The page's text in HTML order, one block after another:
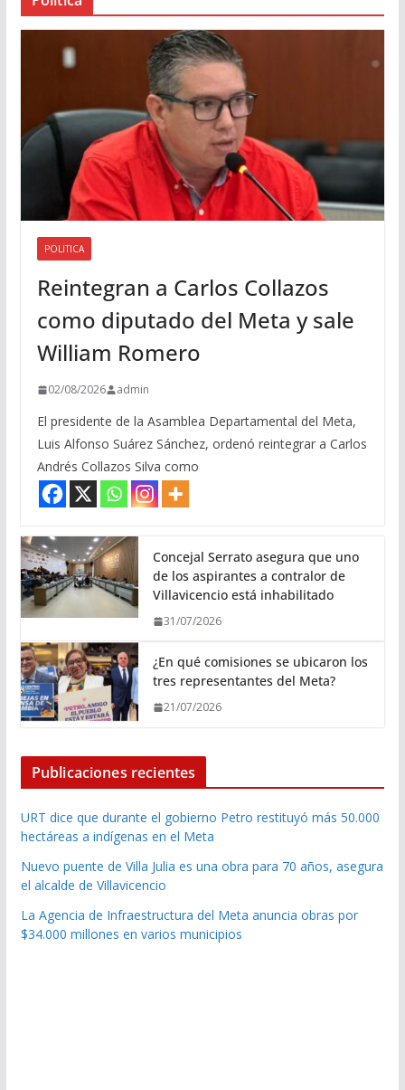
POLITICA
Reintegran a Carlos Collazos
como diputado del Meta y sale
William Romero
02/08/2026 admin
El presidente de la Asamblea Departamental del Meta,
Luis Alfonso Suárez Sánchez, ordenó reintegrar a Carlos
Andrés Collazos Silva como
Concejal Serrato asegura que uno
de los aspirantes a contralor de
Villavicencio está inhabilitado
31/07/2026
¿En qué comisiones se ubicaron los
tres representantes del Meta?
21/07/2026
Publicaciones recientes
URT dice que durante el gobierno Petro restituyó más 50.000
hectáreas a indígenas en el Meta
Nuevo puente de Villa Julia es una obra para 70 años, asegura
el alcalde de Villavicencio
La Agencia de Infraestructura del Meta anuncia obras por
$34.000 millones en varios municipios